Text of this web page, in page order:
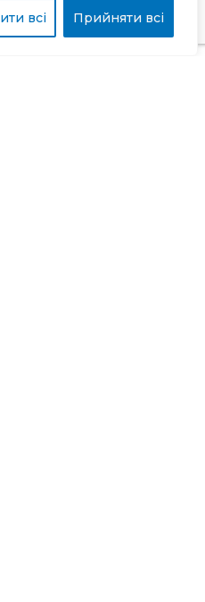
всі Прийняти всі
та